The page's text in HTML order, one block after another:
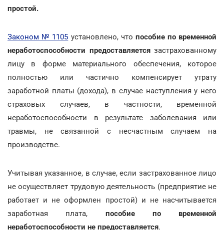
простой.
Законом № 1105 установлено, что пособие по временной
неработоспособности предоставляетсязастрахованному
лицу в форме материального обеспечения, которое
полностью или частично компенсирует утрату
заработной платы (дохода), в случае наступления у него
страховых случаев, в частности, временной
неработоспособности в результате заболевания или
травмы, не связанной с несчастным случаем на
производстве.
Учитывая указанное, в случае, если застрахованное лицо
не осуществляет трудовую деятельность (предприятие не
работает и не оформлен простой) и не насчитывается
заработная плата, пособие по временной
неработоспособности не предоставляется.